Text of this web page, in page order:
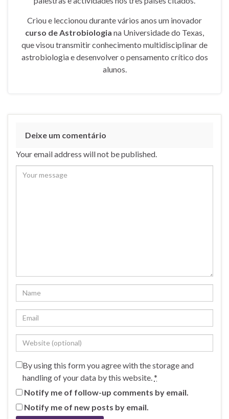
Criou e leccionou durante vários anos um inovador
curso de Astrobiologia na Universidade do Texas,
que visou transmitir conhecimento multidisciplinar de
astrobiologia e desenvolver o pensamento crítico dos
alunos.
Deixe um comentário
Your email address will not be published.
By using this form you agree with the storage and
handling of your data by this website.*
Notify me of follow-up comments by email.
Notify me of new posts by email.